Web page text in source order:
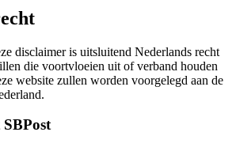
disclaimer is uitsluitend Nederlands recht
die voortvloeien uit of verband houden
website zullen worden voorgelegd aan de